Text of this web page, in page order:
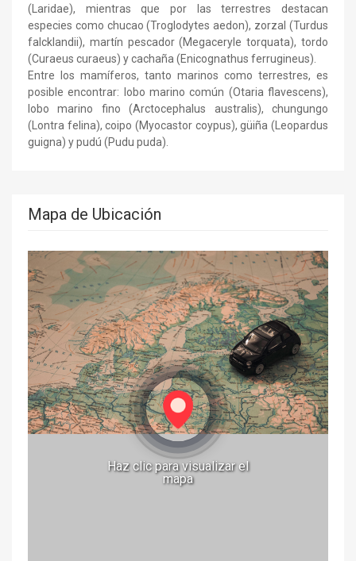
(Laridae), mientras que por las terrestres destacan
especies como chucao (Troglodytes aedon), zorzal (Turdus
falcklandii), martín pescador (Megaceryle torquata), tordo
(Curaeus curaeus) y cachaña (Enicognathus ferrugineus).
Entre los mamíferos, tanto marinos como terrestres, es
posible encontrar: lobo marino común (Otaria flavescens),
lobo marino fino (Arctocephalus australis), chungungo
(Lontra felina), coipo (Myocastor coypus), güiña (Leopardus
guigna) y pudú (Pudu puda).
Mapa de Ubicación
Haz clic para visualizar el
mapa